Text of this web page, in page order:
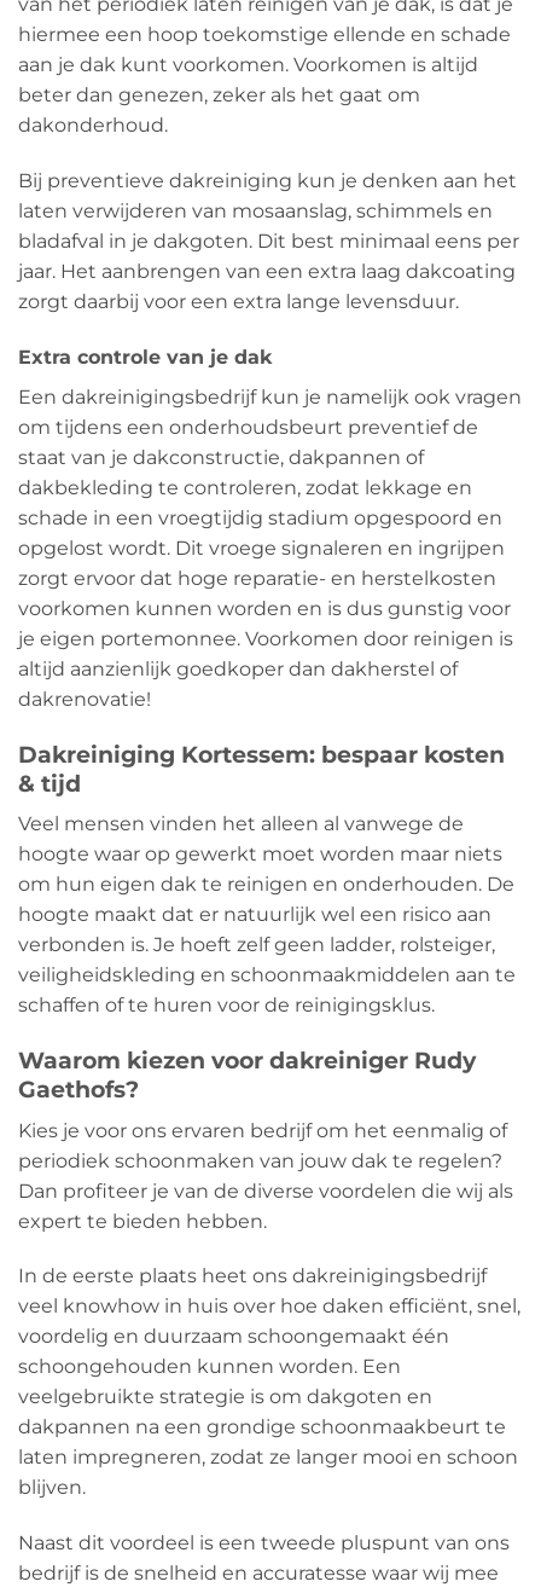
hiermee een hoop toekomstige ellende en schade
aan je dak kunt voorkomen. Voorkomen is altijd
beter dan genezen, zeker als het gaat om
dakonderhoud.
Bij preventieve dakreiniging kun je denken aan het
laten verwijderen van mosaanslag, schimmels en
bladafval in je dakgoten. Dit best minimaal eens per
jaar. Het aanbrengen van een extra laag dakcoating
zorgt daarbij voor een extra lange levensduur.
Extra controle van je dak
Een dakreinigingsbedrijf kun je namelijk ook vragen
om tijdens een onderhoudsbeurt preventief de
staat van je dakconstructie, dakpannen of
dakbekleding te controleren, zodat lekkage en
schade in een vroegtijdig stadium opgespoord en
opgelost wordt. Dit vroege signaleren en ingrijpen
zorgt ervoor dat hoge reparatie- en herstelkosten
voorkomen kunnen worden en is dus gunstig voor
je eigen portemonnee. Voorkomen door reinigen is
altijd aanzienlijk goedkoper dan dakherstel of
dakrenovatie!
Dakreiniging Kortessem: bespaar kosten
& tijd
Veel mensen vinden het alleen al vanwege de
hoogte waar op gewerkt moet worden maar niets
om hun eigen dak te reinigen en onderhouden. De
hoogte maakt dat er natuurlijk wel een risico aan
verbonden is. Je hoeft zelf geen ladder, rolsteiger,
veiligheidskleding en schoonmaakmiddelen aan te
schaffen of te huren voor de reinigingsklus.
Waarom kiezen voor dakreiniger Rudy
Gaethofs?
Kies je voor ons ervaren bedrijf om het eenmalig of
periodiek schoonmaken van jouw dak te regelen?
Dan profiteer je van de diverse voordelen die wij als
expert te bieden hebben.
In de eerste plaats heet ons dakreinigingsbedrijf
veel knowhow in huis over hoe daken efficiënt, snel,
voordelig en duurzaam schoongemaakt één
schoongehouden kunnen worden. Een
veelgebruikte strategie is om dakgoten en
dakpannen na een grondige schoonmaakbeurt te
laten impregneren, zodat ze langer mooi en schoon
blijven.
Naast dit voordeel is een tweede pluspunt van ons
bedrijf is de snelheid en accuratesse waar wij mee